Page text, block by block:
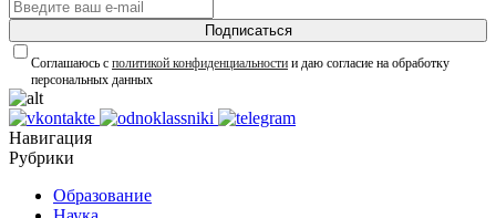
Подписаться
Соглашаюсь с политикой конфиденциальности и даю согласие на обработку
персональных данных
Навигация
Рубрики
Образование